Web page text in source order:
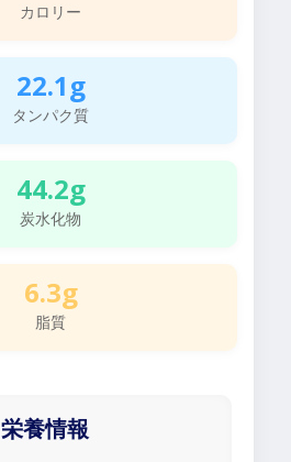
カロリー
22.1g
タンパク質
44.2g
炭水化物
6.3g
脂質
栄養情報